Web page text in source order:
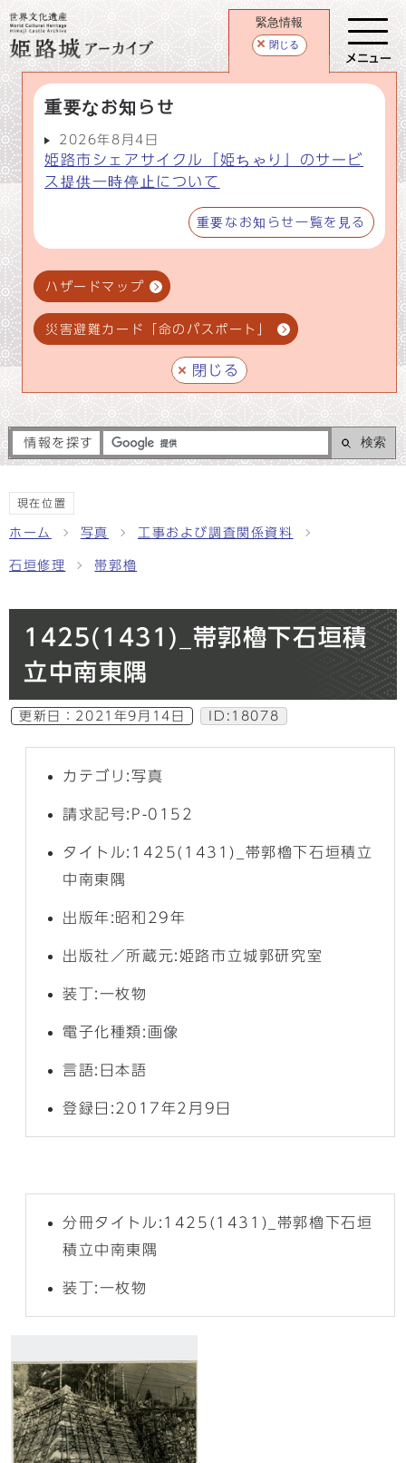
緊急情報
閉じる
重要なお知らせ
2026年8月4日
姫路市シェアサイクル「姫ちゃり」のサービ
ス提供一時停止について
重要なお知らせ一覧を見る
ハザードマップ
災害避難カード「命のパスポート」
閉じる
メニュー
情報を探す 検索
現在位置
ホーム 写真 工事および調査関係資料
石垣修理 帯郭櫓
1425(1431)_帯郭櫓下石垣積
立中南東隅
更新日： 2021年9月14日 ID:18078
カテゴリ:写真
請求記号:P-0152
タイトル:1425(1431)_帯郭櫓下石垣積立
中南東隅
出版年:昭和29年
出版社／所蔵元:姫路市立城郭研究室
装丁:一枚物
電子化種類:画像
言語:日本語
登録日:2017年2月9日
分冊タイトル:1425(1431)_帯郭櫓下石垣
積立中南東隅
装丁:一枚物